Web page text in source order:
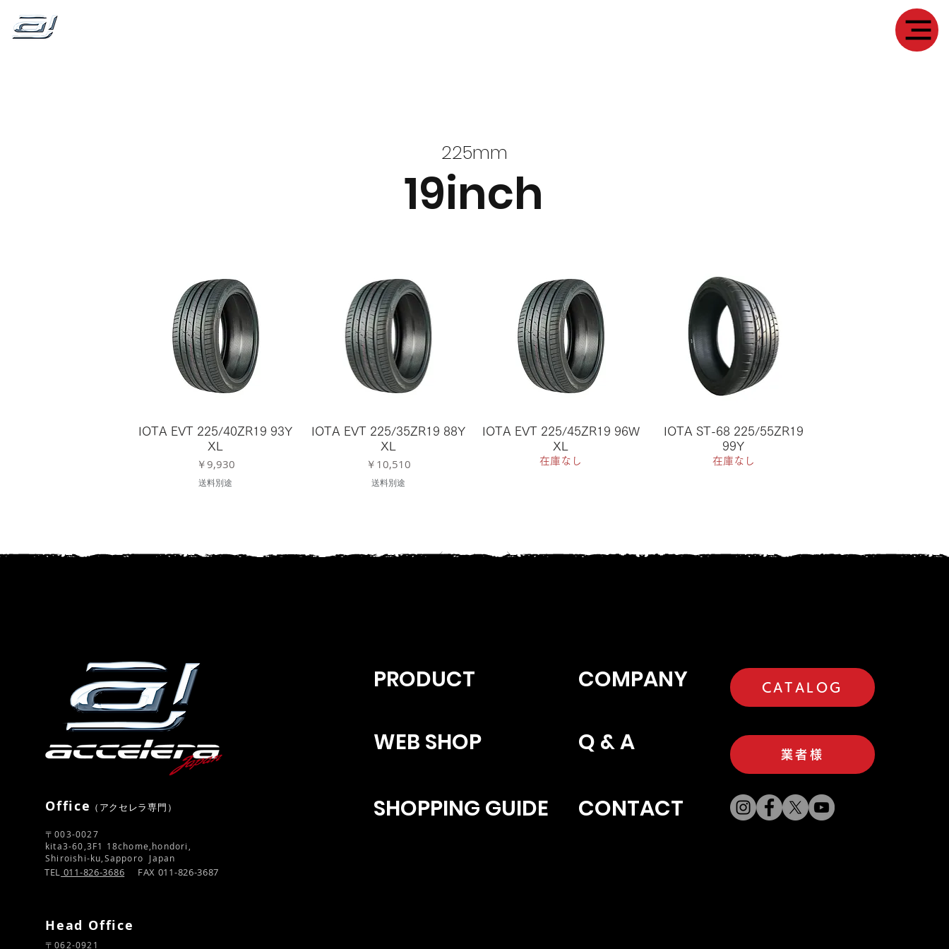
225mm
19inch
IOTA EVT 225/40ZR19 93Y
XL
価格
￥9,930
送料別途
IOTA EVT 225/35ZR19 88Y
XL
価格
￥10,510
送料別途
IOTA EVT 225/45ZR19 96W
XL
在庫なし
IOTA ST-68 225/55ZR19
99Y
在庫なし
1
Office ​（アクセレラ専門）
〒003-0027
kita3-60,3F1 18chome,hondori,
Shiroishi-ku,Sapporo Japan
TEL 011-826-3686 FAX 011-826-3687
Head Office
〒062-0921​
PRODUCT COMPANY CATALOG
WEB SHOP Q & A 業者様
SHOPPING GUIDE CONTACT